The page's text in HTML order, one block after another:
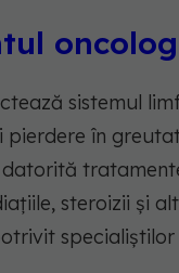
sistemul
în
steroizii și